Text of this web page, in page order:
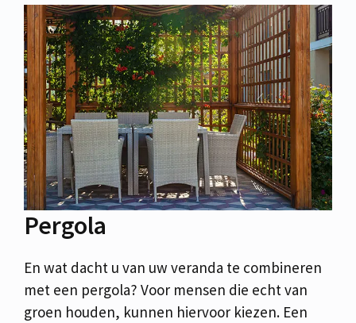
Pergola
En wat dacht u van uw veranda te combineren
met een pergola? Voor mensen die echt van
groen houden, kunnen hiervoor kiezen. Een